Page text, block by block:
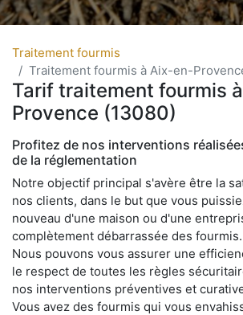
Traitement fourmis
Traitement fourmis à Aix-en-
Tarif traitement fourmis
Provence (13080)
Profitez de nos interventions
de la réglementation
Notre objectif principal s'avère être la
nos clients, dans le but que vous
nouveau d'une maison ou d'une
complètement débarrassée des fourmis.
Nous pouvons vous assurer une
le respect de toutes les règles
nos interventions préventives et
Vous avez des fourmis qui vous